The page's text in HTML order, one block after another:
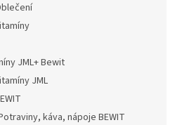
JML+ Bewit
JML
káva, nápoje BEWIT